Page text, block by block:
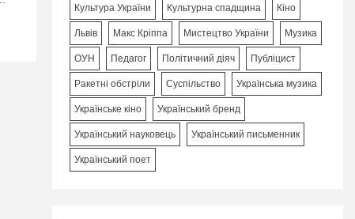
Культура України Культурна спадщина Кіно
Львів Макс Кріппа Мистецтво України Музика
ОУН Педагог Політичний діяч Публіцист
Ракетні обстріли Суспільство Українська музика
Українське кіно Український бренд
Український науковець Український письменник
Український поет